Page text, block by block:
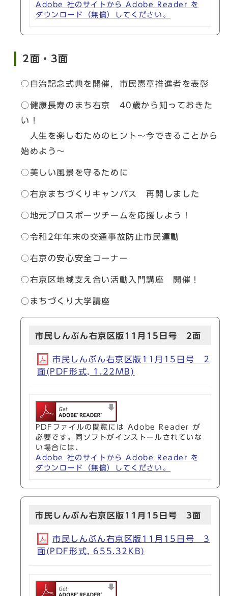
Adobe 社のサイトから Adobe Reader を
ダウンロード（無償）してください。
2面・3面
○自治記念式典を開催，市民憲章推進者を表彰
○健康長寿のまち右京 40歳から知っておきた
い！
人生を楽しむためのヒント～今できることから
始めよう～
○美しい風景を守るために
○右京まちづくりキャンバス 再開しました
○地元プロスポーツチームを応援しよう！
○令和2年年末の交通事故防止市民運動
○右京の安心安全コーナー
○右京区地域支え合い活動入門講座 開催！
○まちづくり大学講座
市民しんぶん右京区版11月15日号 2面
市民しんぶん右京区版11月15日号 2
面(PDF形式, 1.22MB)
PDFファイルの閲覧には Adobe Reader が
必要です。同ソフトがインストールされていな
い場合には、
Adobe 社のサイトから Adobe Reader を
ダウンロード（無償）してください。
市民しんぶん右京区版11月15日号 3面
市民しんぶん右京区版11月15日号 3
面(PDF形式, 655.32KB)